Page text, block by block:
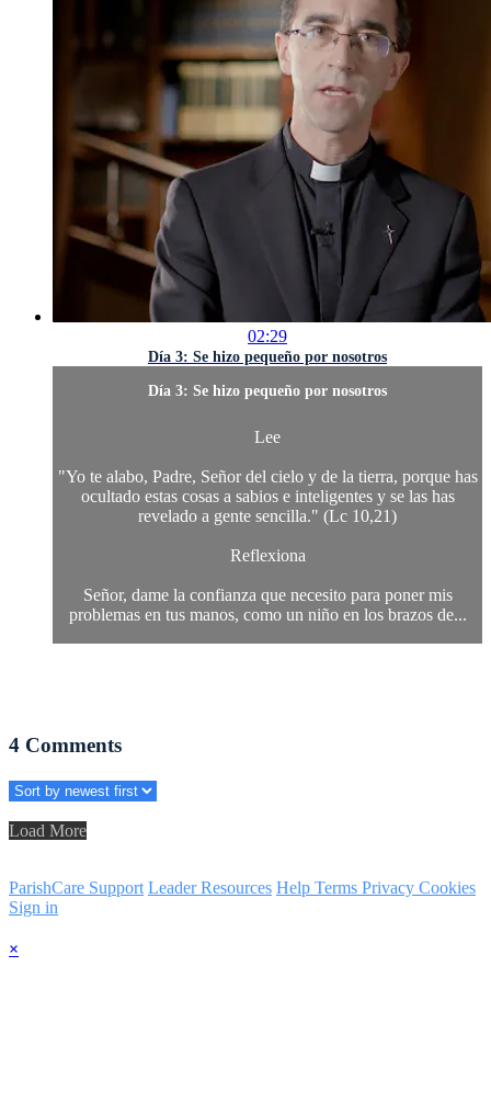
02:29
Día 3: Se hizo pequeño por nosotros
Día 3: Se hizo pequeño por nosotros
Lee
"Yo te alabo, Padre, Señor del cielo y de la tierra, porque has
ocultado estas cosas a sabios e inteligentes y se las has
revelado a gente sencilla." (Lc 10,21)
Reflexiona
Señor, dame la confianza que necesito para poner mis
problemas en tus manos, como un niño en los brazos de...
4 Comments
Load More
ParishCare Support Leader Resources Help Terms Privacy Cookies
Sign in
×